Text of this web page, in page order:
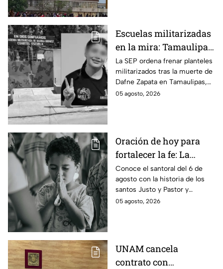
Escuelas militarizadas
en la mira: Tamaulipas
acata cierre de
planteles tras el caso
Dafne Zapata; otros
estados defienden su
La SEP ordena frenar planteles
militarizados tras la muerte de
Dafne Zapata en Tamaulipas,
generando el cierre de cinco
05 agosto, 2026
Oración de hoy para
fortalecer la fe: La
plegaria para pedirle a
los Santos Justo y
Pastor por la
protección de la
Conoce el santoral del 6 de
agosto con la historia de los
santos Justo y Pastor y
descubre la oración devocional
05 agosto, 2026
UNAM cancela
contrato con